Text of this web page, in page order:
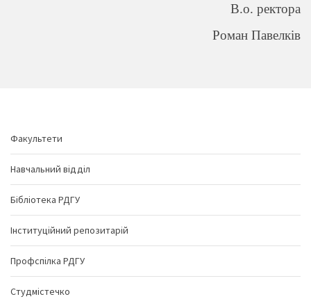
В.о. ректора
Роман Павелків
Факультети
Навчальний відділ
Бібліотека РДГУ
Інституційний репозитарій
Профспілка РДГУ
Студмістечко